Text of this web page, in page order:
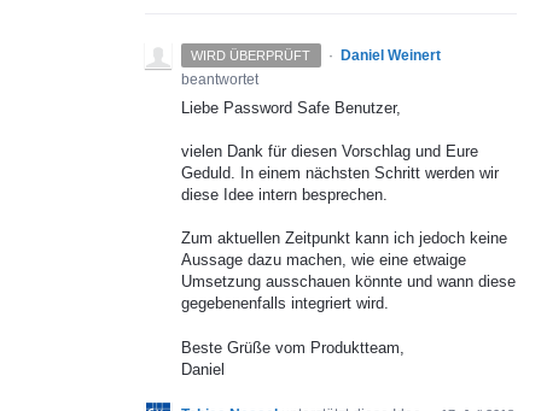
WIRD ÜBERPRÜFT ·
Daniel Weinert
beantwortet
Liebe Password Safe Benutzer,
vielen Dank für diesen Vorschlag und Eure
Geduld. In einem nächsten Schritt werden wir
diese Idee intern besprechen.
Zum aktuellen Zeitpunkt kann ich jedoch keine
Aussage dazu machen, wie eine etwaige
Umsetzung ausschauen könnte und wann diese
gegebenenfalls integriert wird.
Beste Grüße vom Produktteam,
Daniel